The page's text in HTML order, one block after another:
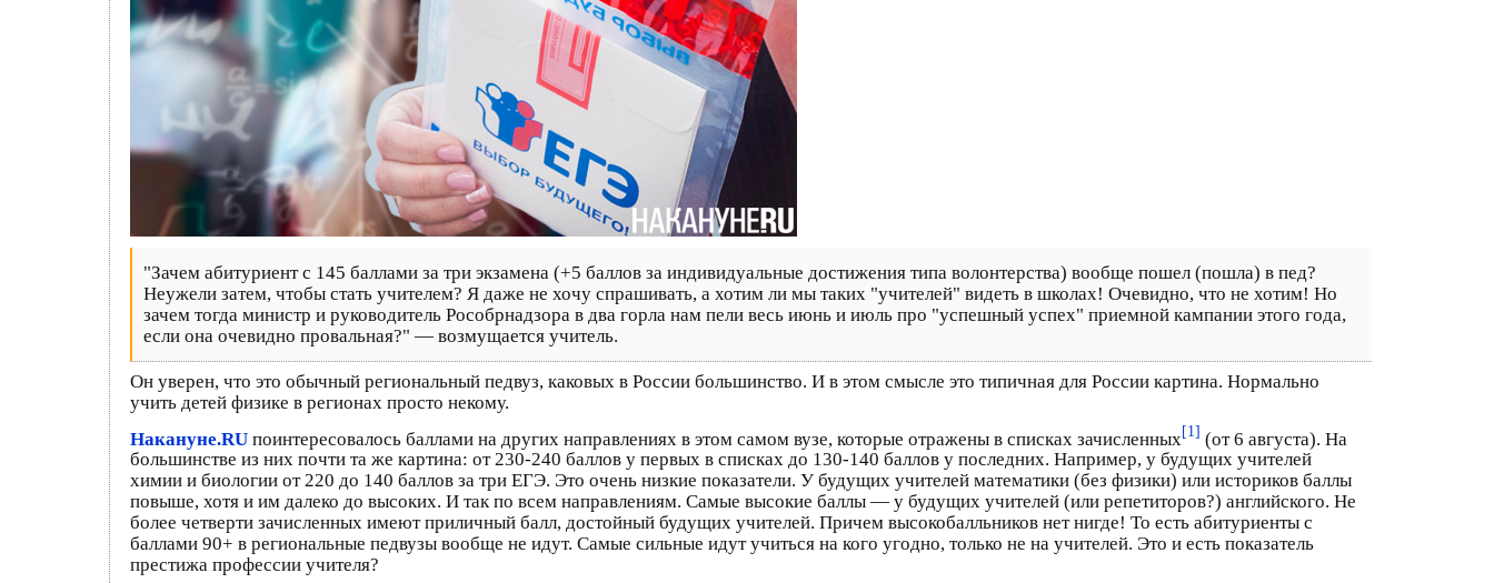
"Зачем абитуриент с 145 баллами за три экзамена (+5 баллов за индивидуальные достижения типа волонтерства) вообще пошел (пошла) в пед?
Неужели затем, чтобы стать учителем? Я даже не хочу спрашивать, а хотим ли мы таких "учителей" видеть в школах! Очевидно, что не хотим! Но
зачем тогда министр и руководитель Рособрнадзора в два горла нам пели весь июнь и июль про "успешный успех" приемной кампании этого года,
если она очевидно провальная?" — возмущается учитель.
Он уверен, что это обычный региональный педвуз, каковых в России большинство. И в этом смысле это типичная для России картина. Нормально
учить детей физике в регионах просто некому.
Накануне.RU поинтересовалось баллами на других направлениях в этом самом вузе, которые отражены в списках зачисленных[1] (от 6 августа). На
большинстве из них почти та же картина: от 230-240 баллов у первых в списках до 130-140 баллов у последних. Например, у будущих учителей
химии и биологии от 220 до 140 баллов за три ЕГЭ. Это очень низкие показатели. У будущих учителей математики (без физики) или историков баллы
повыше, хотя и им далеко до высоких. И так по всем направлениям. Самые высокие баллы — у будущих учителей (или репетиторов?) английского. Не
более четверти зачисленных имеют приличный балл, достойный будущих учителей. Причем высокобалльников нет нигде! То есть абитуриенты с
баллами 90+ в региональные педвузы вообще не идут. Самые сильные идут учиться на кого угодно, только не на учителей. Это и есть показатель
престижа профессии учителя?